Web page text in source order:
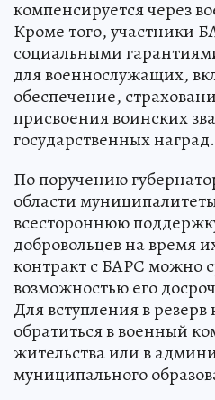
компенсируется через
Кроме того, участники
социальными
для военнослужащих,
обеспечение,
присвоения воинских
государственных наград.
По поручению
области
всестороннюю
добровольцев на время
контракт с БАРС можно
возможностью его
Для вступления в
обратиться в военный
жительства или в
муниципального